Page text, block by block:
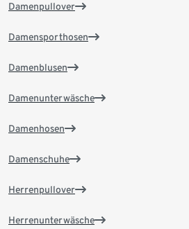
Damenpullover
Damensporthosen
Damenblusen
Damenunterwäsche
Damenhosen
Damenschuhe
Herrenpullover
Herrenunterwäsche